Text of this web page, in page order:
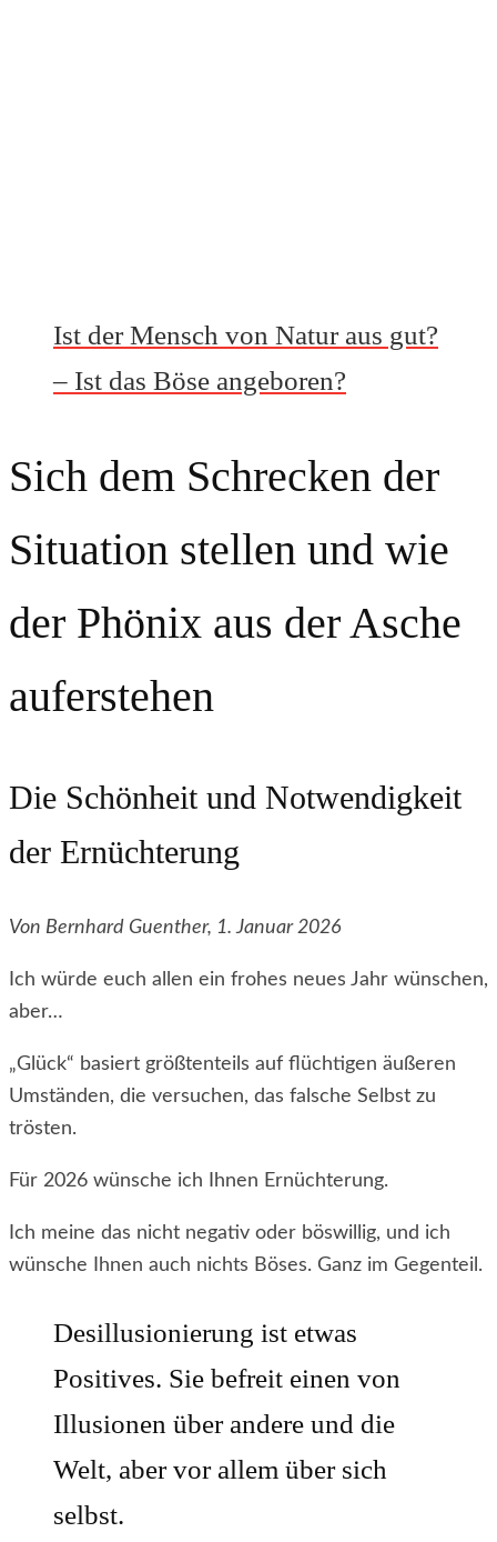
Ist der Mensch von Natur aus gut?
– Ist das Böse angeboren?
Sich dem Schrecken der
Situation stellen und wie
der Phönix aus der Asche
auferstehen
Die Schönheit und Notwendigkeit
der Ernüchterung
Von Bernhard Guenther, 1. Januar 2026
Ich würde euch allen ein frohes neues Jahr wünschen,
aber…
„Glück“ basiert größtenteils auf flüchtigen äußeren
Umständen, die versuchen, das falsche Selbst zu
trösten.
Für 2026 wünsche ich Ihnen Ernüchterung.
Ich meine das nicht negativ oder böswillig, und ich
wünsche Ihnen auch nichts Böses. Ganz im Gegenteil.
Desillusionierung ist etwas
Positives. Sie befreit einen von
Illusionen über andere und die
Welt, aber vor allem über sich
selbst.